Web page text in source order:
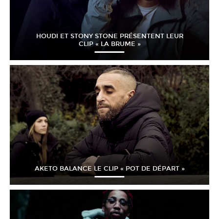
HOUDI ET STONY STONE PRÉSENTENT LEUR
CLIP « LA BRUME »
AKETO BALANCE LE CLIP « POT DE DÉPART »